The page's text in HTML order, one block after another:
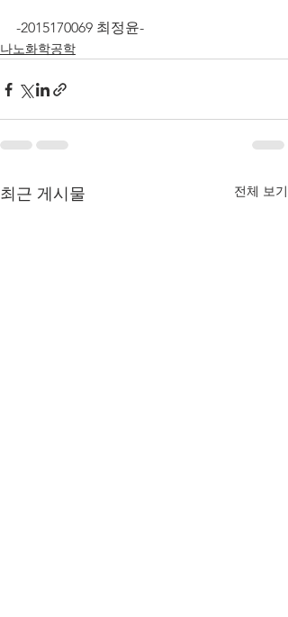
-2015170069 최정윤-
나노화학공학
최근 게시물 전체 보기